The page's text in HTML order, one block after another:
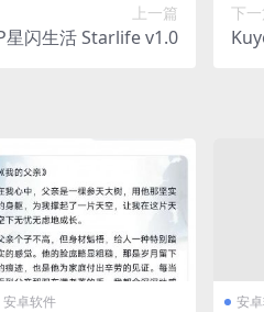
上一篇
星闪生活 Starlife v1.0
下
安卓软件 安